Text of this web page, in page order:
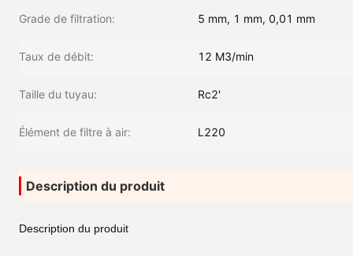
Grade de filtration: 5 mm, 1 mm, 0,01 mm
Taux de débit: 12 M3/min
Taille du tuyau: Rc2'
Élément de filtre à air: L220
Description du produit
Description du produit